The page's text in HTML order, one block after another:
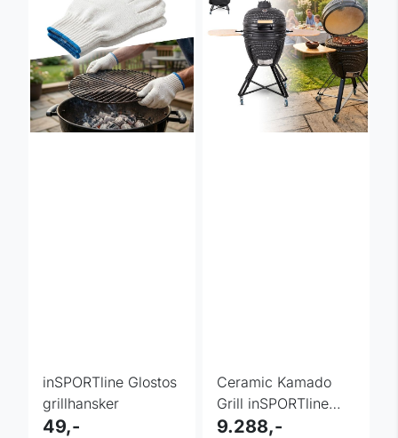
inSPORTline Glostos
grillhansker
49,-
Ceramic Kamado
Grill inSPORTline
Pyrexo 21”
9.288,-